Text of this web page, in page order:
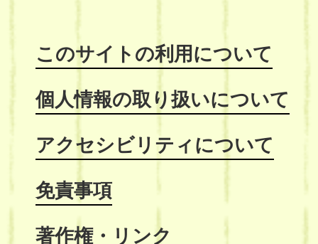
このサイトの利用について
個人情報の取り扱いについて
アクセシビリティについて
免責事項
著作権・リンク